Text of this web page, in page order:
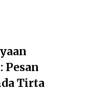
Tirta